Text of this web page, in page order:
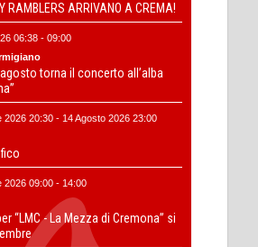
RAMBLERS ARRIVANO A CREMA!
06:38 - 09:00
torna il concerto all’alba
2026 20:30 - 14 Agosto 2026 23:00
2026 09:00 - 14:00
“LMC - La Mezza di Cremona” si